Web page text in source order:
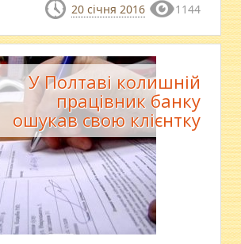
20 січня 2016 1144
У Полтаві колишній
працівник банку
ошукав свою клієнтку